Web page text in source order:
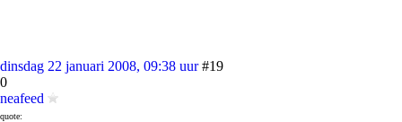
dinsdag 22 januari 2008, 09:38 uur #19
0
neafeed
quote: